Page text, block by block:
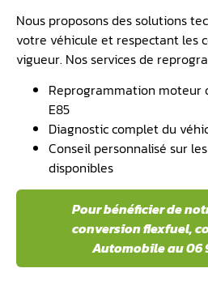
Nous proposons des solutions
votre véhicule et respectant les
vigueur. Nos services de
Reprogrammation moteur
E85
Diagnostic complet du
Conseil personnalisé sur
disponibles
Pour bénéficier de
conversion flexfuel,
Automobile au 06